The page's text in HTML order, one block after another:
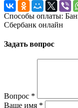
Способы оплаты:
Сбербанк онлайн
Задать вопрос
Вопрос *
Ваше имя *